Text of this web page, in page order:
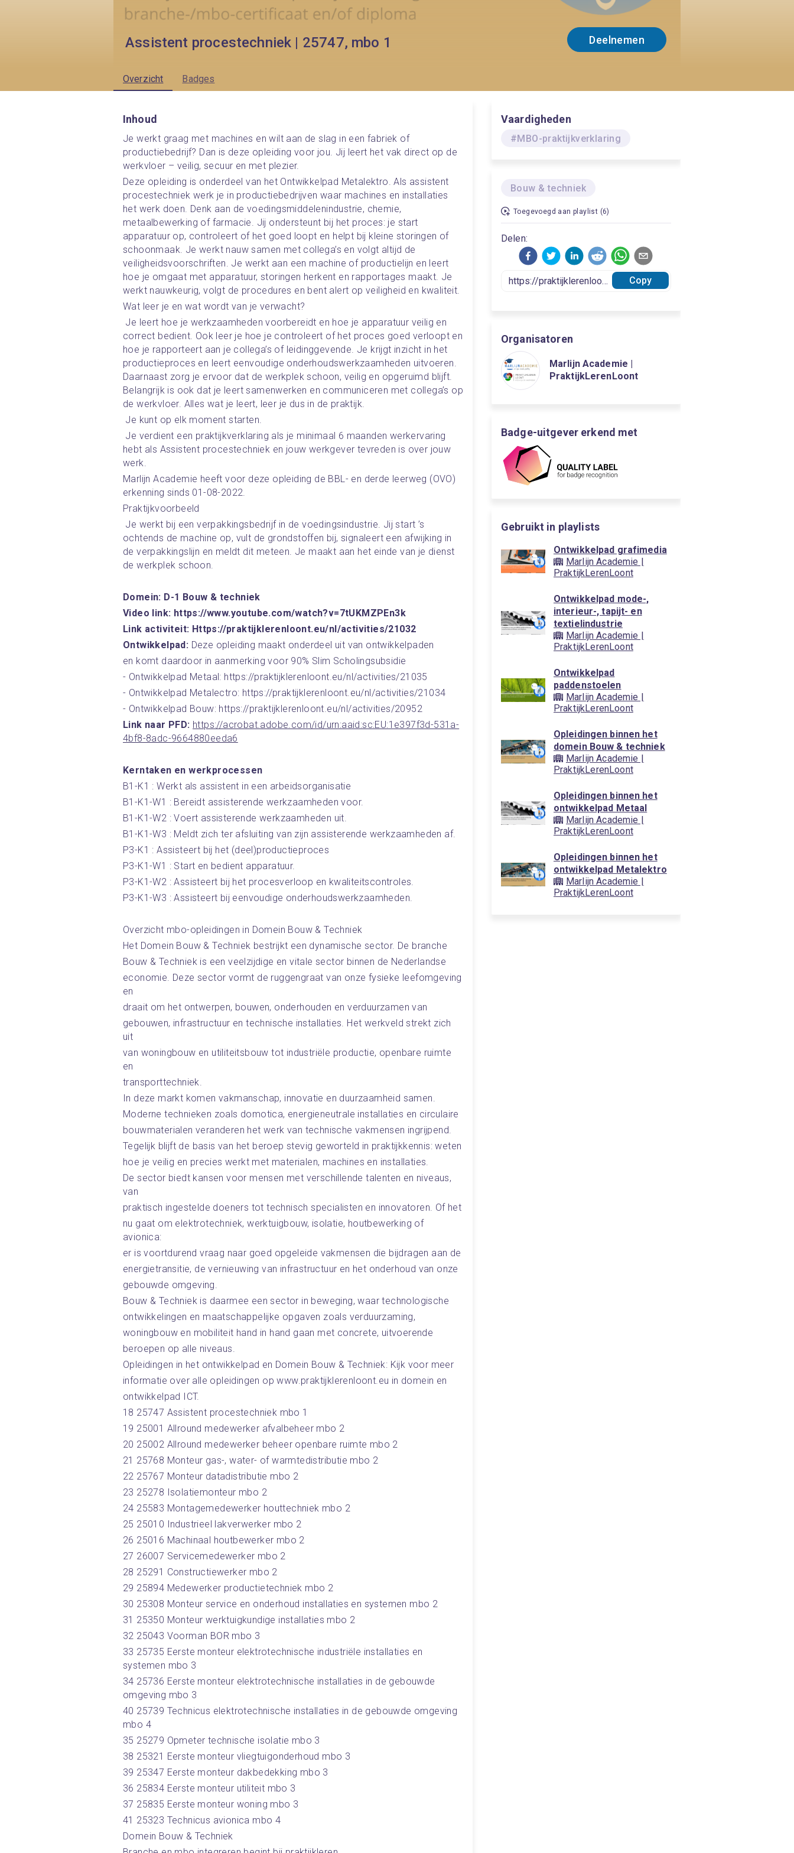
Assistent procestechniek | 25747, mbo 1 Deelnemen
Overzicht Badges
Inhoud
Je werkt graag met machines en wilt aan de slag in een fabriek of
productiebedrijf? Dan is deze opleiding voor jou. Jij leert het vak direct op de
werkvloer – veilig, secuur en met plezier.
Deze opleiding is onderdeel van het Ontwikkelpad Metalektro. Als assistent
procestechniek werk je in productiebedrijven waar machines en installaties
het werk doen. Denk aan de voedingsmiddelenindustrie, chemie,
metaalbewerking of farmacie. Jij ondersteunt bij het proces: je start
apparatuur op, controleert of het goed loopt en helpt bij kleine storingen of
schoonmaak. Je werkt nauw samen met collega’s en volgt altijd de
veiligheidsvoorschriften. Je werkt aan een machine of productielijn en leert
hoe je omgaat met apparatuur, storingen herkent en rapportages maakt. Je
werkt nauwkeurig, volgt de procedures en bent alert op veiligheid en kwaliteit.
Wat leer je en wat wordt van je verwacht?
correct bedient. Ook leer je hoe je controleert of het proces goed verloopt en
hoe je rapporteert aan je collega’s of leidinggevende. Je krijgt inzicht in het
productieproces en leert eenvoudige onderhoudswerkzaamheden uitvoeren.
Daarnaast zorg je ervoor dat de werkplek schoon, veilig en opgeruimd blijft.
Belangrijk is ook dat je leert samenwerken en communiceren met collega’s op
de werkvloer. Alles wat je leert, leer je dus in de praktijk.
Je kunt op elk moment starten.
hebt als Assistent procestechniek en jouw werkgever tevreden is over jouw
werk.
Marlijn Academie heeft voor deze opleiding de BBL- en derde leerweg (OVO)
erkenning sinds 01-08-2022.
Praktijkvoorbeeld
ochtends de machine op, vult de grondstoffen bij, signaleert een afwijking in
de verpakkingslijn en meldt dit meteen. Je maakt aan het einde van je dienst
de werkplek schoon.
Domein: D-1 Bouw & techniek
Video link: https://www.youtube.com/watch?v=7tUKMZPEn3k
Link activiteit: Https://praktijklerenloont.eu/nl/activities/21032
Ontwikkelpad: Deze opleiding maakt onderdeel uit van ontwikkelpaden
en komt daardoor in aanmerking voor 90% Slim Scholingsubsidie
- Ontwikkelpad Metaal: https://praktijklerenloont.eu/nl/activities/21035
- Ontwikkelpad Metalectro: https://praktijklerenloont.eu/nl/activities/21034
- Ontwikkelpad Bouw: https://praktijklerenloont.eu/nl/activities/20952
Link naar PFD: https://acrobat.adobe.com/id/urn:aaid:sc:EU:1e397f3d-531a-
4bf8-8adc-9664880eeda6
Kerntaken en werkprocessen
B1-K1 : Werkt als assistent in een arbeidsorganisatie
B1-K1-W1 : Bereidt assisterende werkzaamheden voor.
B1-K1-W2 : Voert assisterende werkzaamheden uit.
B1-K1-W3 : Meldt zich ter afsluiting van zijn assisterende werkzaamheden af.
P3-K1 : Assisteert bij het (deel)productieproces
P3-K1-W1 : Start en bedient apparatuur.
P3-K1-W2 : Assisteert bij het procesverloop en kwaliteitscontroles.
P3-K1-W3 : Assisteert bij eenvoudige onderhoudswerkzaamheden.
Overzicht mbo-opleidingen in Domein Bouw & Techniek
Het Domein Bouw & Techniek bestrijkt een dynamische sector. De branche
Bouw & Techniek is een veelzijdige en vitale sector binnen de Nederlandse
economie. Deze sector vormt de ruggengraat van onze fysieke leefomgeving
en
draait om het ontwerpen, bouwen, onderhouden en verduurzamen van
gebouwen, infrastructuur en technische installaties. Het werkveld strekt zich
uit
van woningbouw en utiliteitsbouw tot industriële productie, openbare ruimte
en
transporttechniek.
In deze markt komen vakmanschap, innovatie en duurzaamheid samen.
Moderne technieken zoals domotica, energieneutrale installaties en circulaire
bouwmaterialen veranderen het werk van technische vakmensen ingrijpend.
Tegelijk blijft de basis van het beroep stevig geworteld in praktijkkennis: weten
hoe je veilig en precies werkt met materialen, machines en installaties.
De sector biedt kansen voor mensen met verschillende talenten en niveaus,
van
praktisch ingestelde doeners tot technisch specialisten en innovatoren. Of het
nu gaat om elektrotechniek, werktuigbouw, isolatie, houtbewerking of
avionica:
er is voortdurend vraag naar goed opgeleide vakmensen die bijdragen aan de
energietransitie, de vernieuwing van infrastructuur en het onderhoud van onze
gebouwde omgeving.
Bouw & Techniek is daarmee een sector in beweging, waar technologische
ontwikkelingen en maatschappelijke opgaven zoals verduurzaming,
woningbouw en mobiliteit hand in hand gaan met concrete, uitvoerende
beroepen op alle niveaus.
Opleidingen in het ontwikkelpad en Domein Bouw & Techniek: Kijk voor meer
informatie over alle opleidingen op www.praktijklerenloont.eu in domein en
ontwikkelpad ICT.
18 25747 Assistent procestechniek mbo 1
19 25001 Allround medewerker afvalbeheer mbo 2
20 25002 Allround medewerker beheer openbare ruimte mbo 2
21 25768 Monteur gas-, water- of warmtedistributie mbo 2
22 25767 Monteur datadistributie mbo 2
23 25278 Isolatiemonteur mbo 2
24 25583 Montagemedewerker houttechniek mbo 2
25 25010 Industrieel lakverwerker mbo 2
26 25016 Machinaal houtbewerker mbo 2
27 26007 Servicemedewerker mbo 2
28 25291 Constructiewerker mbo 2
29 25894 Medewerker productietechniek mbo 2
30 25308 Monteur service en onderhoud installaties en systemen mbo 2
31 25350 Monteur werktuigkundige installaties mbo 2
32 25043 Voorman BOR mbo 3
33 25735 Eerste monteur elektrotechnische industriële installaties en
systemen mbo 3
34 25736 Eerste monteur elektrotechnische installaties in de gebouwde
omgeving mbo 3
40 25739 Technicus elektrotechnische installaties in de gebouwde omgeving
mbo 4
35 25279 Opmeter technische isolatie mbo 3
38 25321 Eerste monteur vliegtuigonderhoud mbo 3
39 25347 Eerste monteur dakbedekking mbo 3
36 25834 Eerste monteur utiliteit mbo 3
37 25835 Eerste monteur woning mbo 3
41 25323 Technicus avionica mbo 4
Domein Bouw & Techniek
Vaardigheden
#MBO-praktijkverklaring
Bouw & techniek
Toegevoegd aan playlist (6)
Delen:
Copy
Organisatoren
Marlijn Academie |
PraktijkLerenLoont
Badge-uitgever erkend met
Gebruikt in playlists
Ontwikkelpad grafimedia
Marlijn Academie |
PraktijkLerenLoont
Ontwikkelpad mode-,
interieur-, tapijt- en
textielindustrie
Marlijn Academie |
PraktijkLerenLoont
Ontwikkelpad
paddenstoelen
Marlijn Academie |
PraktijkLerenLoont
Opleidingen binnen het
domein Bouw & techniek
Marlijn Academie |
PraktijkLerenLoont
Opleidingen binnen het
ontwikkelpad Metaal
Marlijn Academie |
PraktijkLerenLoont
Opleidingen binnen het
ontwikkelpad Metalektro
Marlijn Academie |
PraktijkLerenLoont